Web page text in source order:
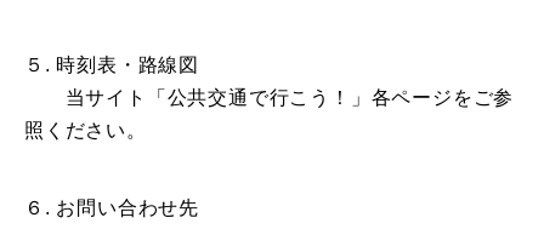
５. 時刻表・路線図
当サイト「公共交通で行こう！」各ページをご参
照ください。
６. お問い合わせ先